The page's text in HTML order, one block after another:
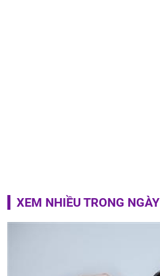
XEM NHIỀU TRONG NGÀY